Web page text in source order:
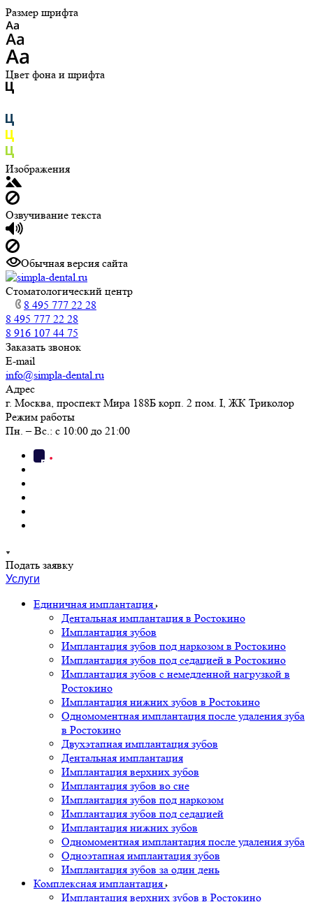
Размер шрифта
Цвет фона и шрифта
Изображения
Озвучивание текста
Обычная версия сайта
Cтоматологический центр
8 495 777 22 28
8 495 777 22 28
8 916 107 44 75
Заказать звонок
E-mail
info@simpla-dental.ru
Адрес
г. Москва, проспект Мира 188Б корп. 2 пом. I, ЖК Триколор
Режим работы
Пн. – Вс.: с 10:00 до 21:00
Подать заявку
Услуги
Единичная имплантация
Дентальная имплантация в Ростокино
Имплантация зубов
Имплантация зубов под наркозом в Ростокино
Имплантация зубов под седацией в Ростокино
Имплантация зубов с немедленной нагрузкой в
Ростокино
Имплантация нижних зубов в Ростокино
Одномоментная имплантация после удаления зуба
в Ростокино
Двухэтапная имплантация зубов
Дентальная имплантация
Имплантация верхних зубов
Имплантация зубов во сне
Имплантация зубов под наркозом
Имплантация зубов под седацией
Имплантация нижних зубов
Одномоментная имплантация после удаления зуба
Одноэтапная имплантация зубов
Имплантация зубов за один день
Комплексная имплантация
Имплантация верхних зубов в Ростокино